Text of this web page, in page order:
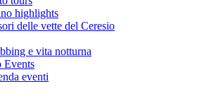
highlights
delle vette del Ceresio
e vita notturna
Events
eventi